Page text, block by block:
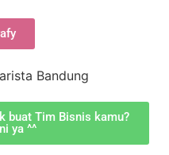
buat Tim Bisnis kamu?
ya ^^